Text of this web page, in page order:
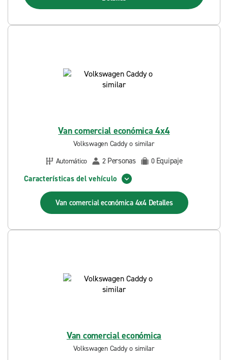
Van comercial económica 4x4
Volkswagen Caddy o similar
Automático
2 Personas 0 Equipaje
Características del vehículo
Van comercial económica 4x4 Detalles
Van comercial económica
Volkswagen Caddy o similar